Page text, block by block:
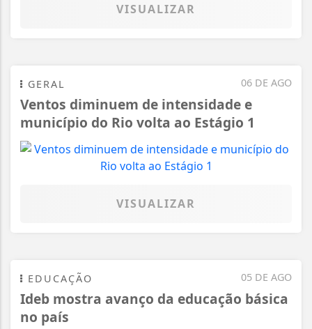
VISUALIZAR
06 DE AGO
GERAL
Ventos diminuem de intensidade e
município do Rio volta ao Estágio 1
VISUALIZAR
05 DE AGO
EDUCAÇÃO
Ideb mostra avanço da educação básica
no país